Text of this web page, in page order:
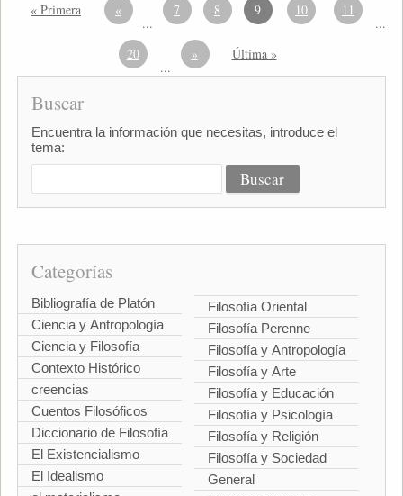
« Primera «
...
7 8 9 10 11
...
20
...
» Última »
Buscar
Encuentra la información que necesitas, introduce el
tema:
Categorías
Bibliografía de Platón
Ciencia y Antropología
Ciencia y Filosofía
Contexto Histórico
creencias
Cuentos Filosóficos
Diccionario de Filosofía
El Existencialismo
El Idealismo
Filosofía Oriental
Filosofía Perenne
Filosofía y Antropología
Filosofía y Arte
Filosofía y Educación
Filosofía y Psicología
Filosofía y Religión
Filosofía y Sociedad
General